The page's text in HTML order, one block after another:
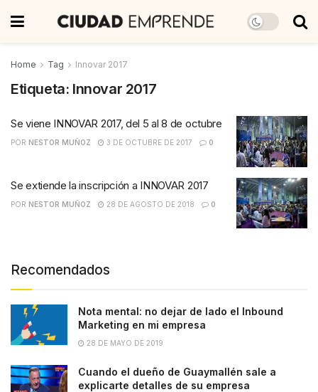
Home Tag Innovar 2017
Etiqueta: Innovar 2017
Se viene INNOVAR 2017, del 5 al 8 de octubre
POR NESTOR MUÑOZ 3 DE OCTUBRE DE 2017 0
Se extiende la inscripción a INNOVAR 2017
POR NESTOR MUÑOZ 28 DE AGOSTO DE 2018 0
Recomendados
Nota mental: no dejar de lado el Inbound
Marketing en mi empresa
28 DE MAYO DE 2019
Cuando el dueño de Guaymallén sale a
explicarte detalles de su empresa